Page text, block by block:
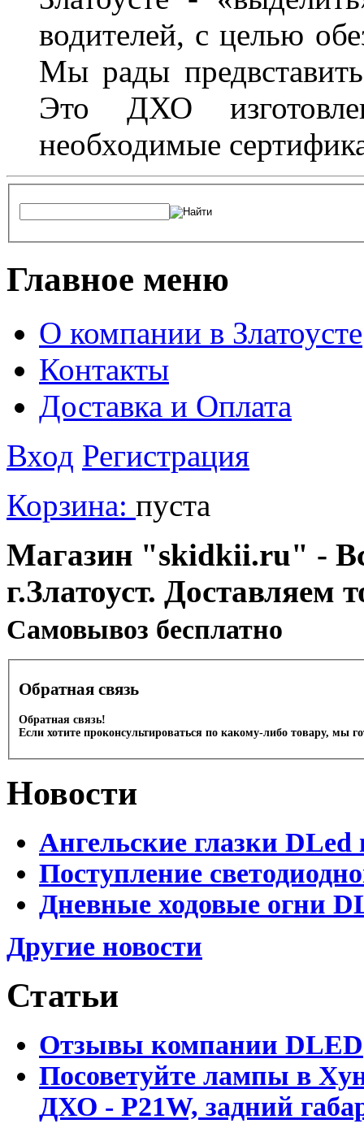
водителей, с целью
Мы рады
Это ДХО
необходимые
Главное меню
О компании в Златоусте
Контакты
Доставка и Оплата
Вход Регистрация
Корзина: пуста
Магазин "skidkii.ru" -
г.Златоуст.
Cамовывоз бесплатно
Обратная связь
Обратная связь!
Если хотите проконсультироваться по какому-либо товару, мы
Новости
Ангельские глазки DLed
Поступление
Дневные ходовые огни
Другие новости
Статьи
Отзывы компании DLED
Посоветуйте лампы в
ДХО - P21W, задний